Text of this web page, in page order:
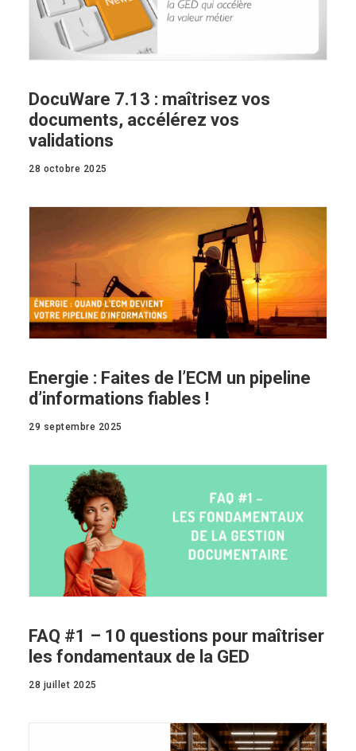
DocuWare 7.13 : maîtrisez vos
documents, accélérez vos
validations
28 octobre 2025
Energie : Faites de l’ECM un pipeline
d’informations fiables !
29 septembre 2025
FAQ #1 – 10 questions pour maîtriser
les fondamentaux de la GED
28 juillet 2025